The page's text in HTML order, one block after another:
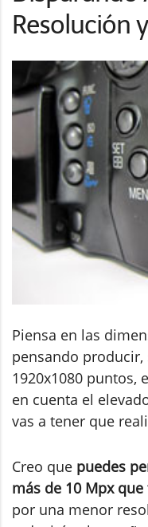
Resolución
Piensa en las
pensando
1920x1080 puntos,
en cuenta el
vas a tener que
Creo que puedes
más de 10 Mpx
por una menor